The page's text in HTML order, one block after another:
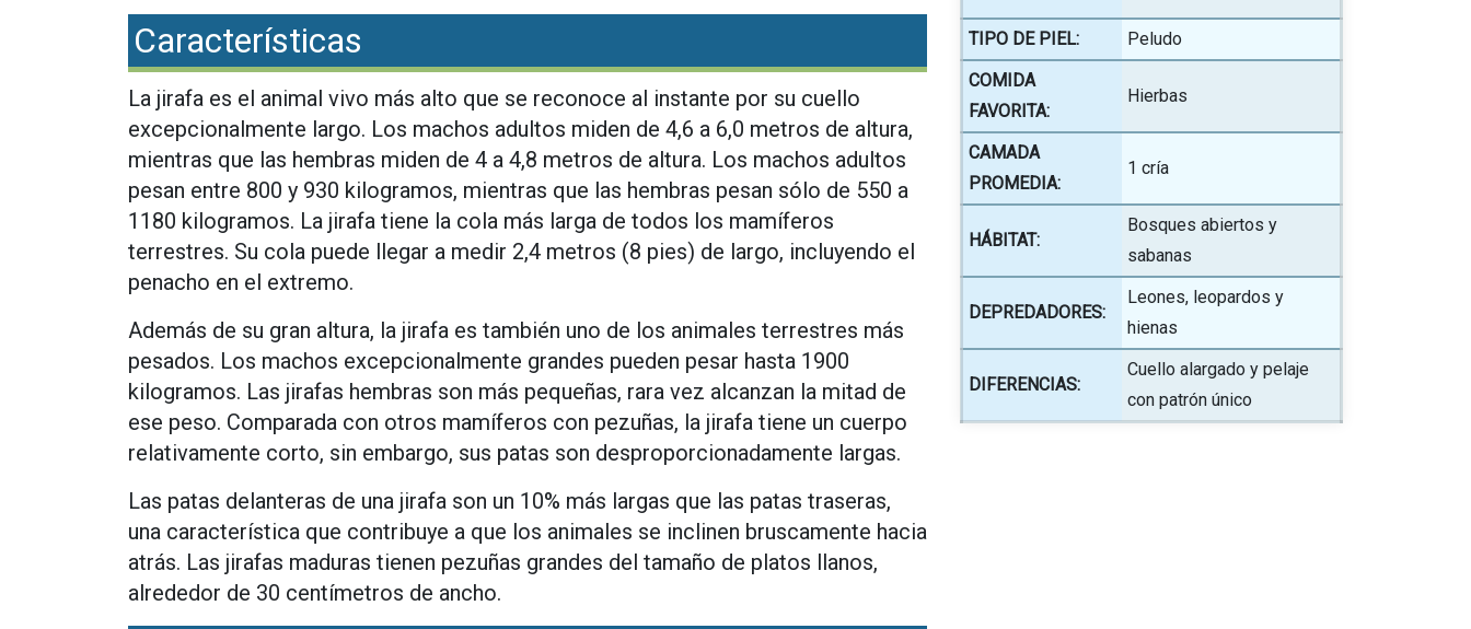
Características
La jirafa es el animal vivo más alto que se reconoce al instante por su cuello
excepcionalmente largo. Los machos adultos miden de 4,6 a 6,0 metros de altura,
mientras que las hembras miden de 4 a 4,8 metros de altura. Los machos adultos
pesan entre 800 y 930 kilogramos, mientras que las hembras pesan sólo de 550 a
1180 kilogramos. La jirafa tiene la cola más larga de todos los mamíferos
terrestres. Su cola puede llegar a medir 2,4 metros (8 pies) de largo, incluyendo el
penacho en el extremo.
Además de su gran altura, la jirafa es también uno de los animales terrestres más
pesados. Los machos excepcionalmente grandes pueden pesar hasta 1900
kilogramos. Las jirafas hembras son más pequeñas, rara vez alcanzan la mitad de
ese peso. Comparada con otros mamíferos con pezuñas, la jirafa tiene un cuerpo
relativamente corto, sin embargo, sus patas son desproporcionadamente largas.
Las patas delanteras de una jirafa son un 10% más largas que las patas traseras,
una característica que contribuye a que los animales se inclinen bruscamente hacia
atrás. Las jirafas maduras tienen pezuñas grandes del tamaño de platos llanos,
alrededor de 30 centímetros de ancho.
TIPO DE PIEL:
Peludo
COMIDA
FAVORITA:
Hierbas
CAMADA
PROMEDIA:
1 cría
HÁBITAT:
Bosques abiertos y
sabanas
DEPREDADORES:
Leones, leopardos y
hienas
DIFERENCIAS:
Cuello alargado y pelaje
con patrón único